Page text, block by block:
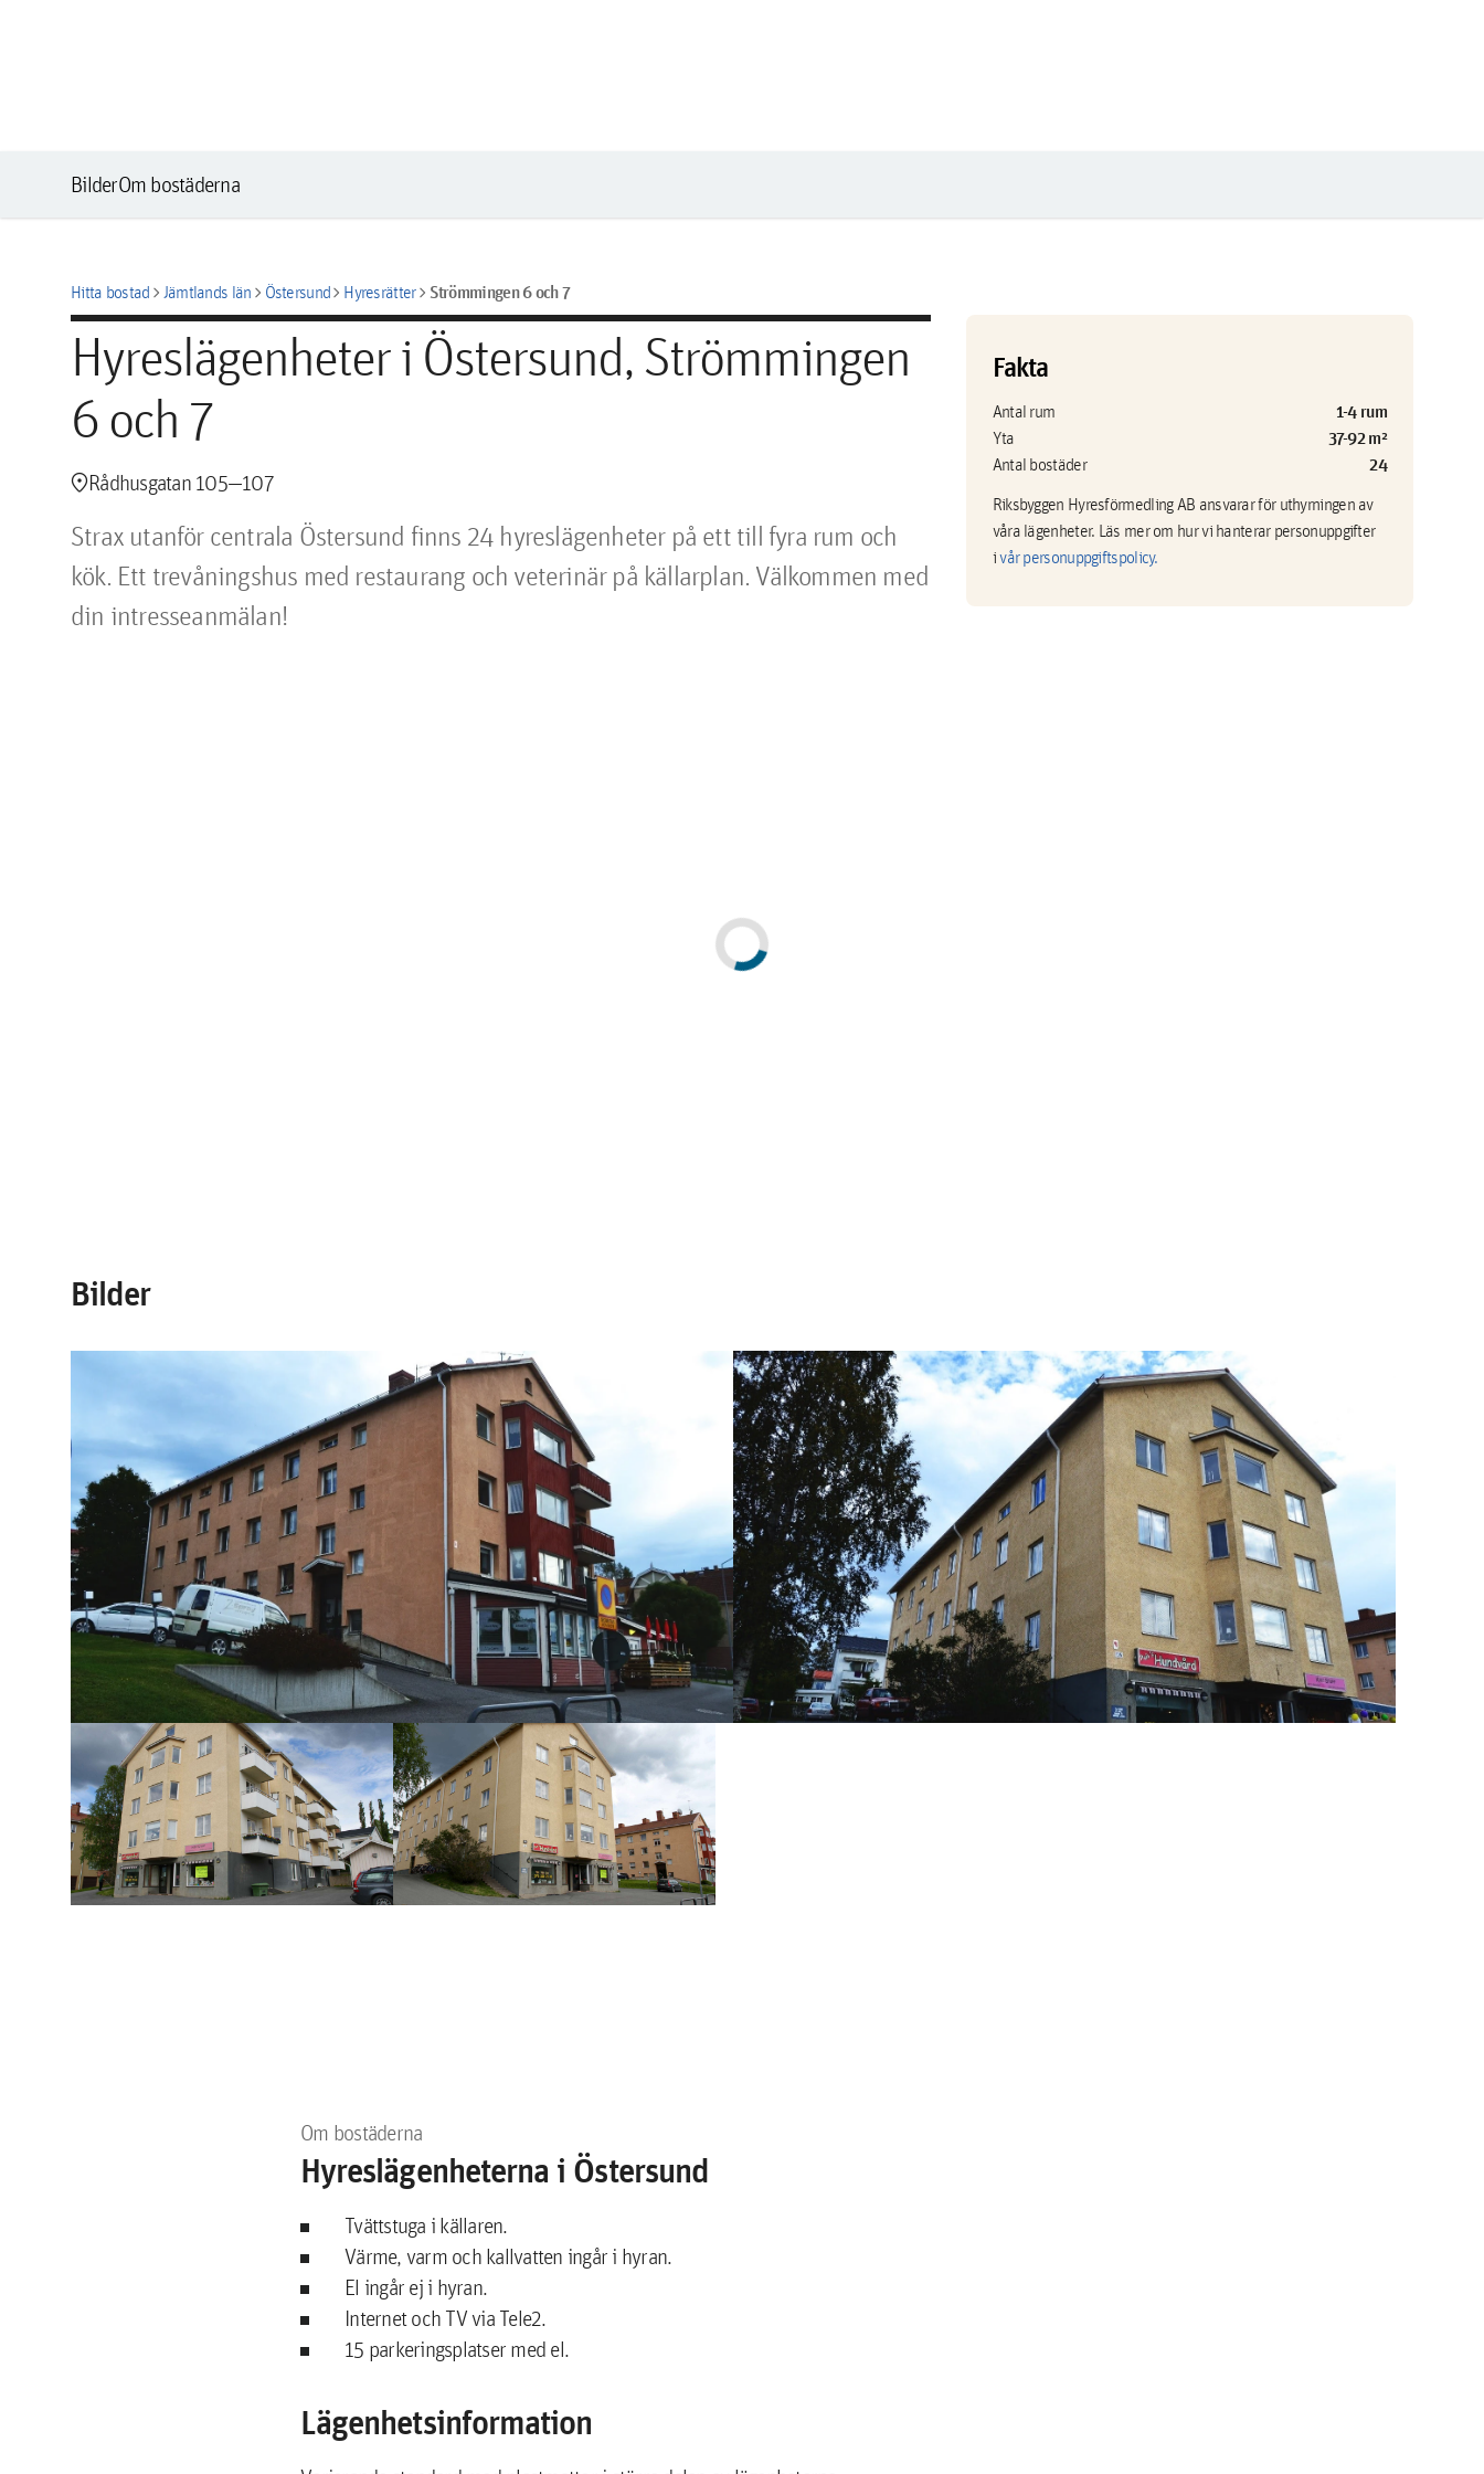
BilderOm bostäderna
Hitta bostadchevron_rightJämtlands länchevron_rightÖstersundchevron_rightHyresrätterchevron_rightStrömmingen 6 och 7
Hyreslägenheter i Östersund, Strömmingen
6 och 7
location_pinRådhusgatan 105—107
Strax utanför centrala Östersund finns 24 hyreslägenheter på ett till fyra rum och
kök. Ett trevåningshus med restaurang och veterinär på källarplan. Välkommen med
din intresseanmälan!
Fakta
Antal rum 1-4 rum
Yta 37-92 m²
Antal bostäder 24
Riksbyggen Hyresförmedling AB ansvarar för uthyrningen av
våra lägenheter. Läs mer om hur vi hanterar personuppgifter
ivår personuppgiftspolicy.
Bilder
Om bostäderna
Hyreslägenheterna i Östersund
Tvättstuga i källaren.
Värme, varm och kallvatten ingår i hyran.
El ingår ej i hyran.
Internet och TV via Tele2.
15 parkeringsplatser med el.
Lägenhetsinformation